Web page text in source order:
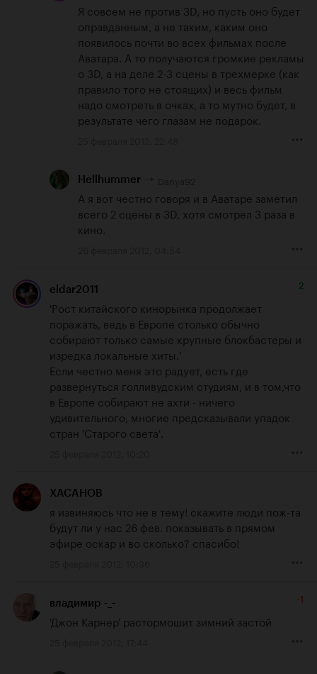
Я совсем не против 3D, но пусть оно будет
оправданным, а не таким, каким оно
появилось почти во всех фильмах после
Аватара. А то получаются громкие рекламы
о 3D, а на деле 2-3 сцены в трехмерке (как
правило того не стоящих) и весь фильм
надо смотреть в очках, а то мутно будет, в
результате чего глазам не подарок.
Hellhummer
А я вот честно говоря и в Аватаре заметил
всего 2 сцены в 3D, хотя смотрел 3 раза в
кино.
eldar2011 2
'Рост китайского кинорынка продолжает
поражать, ведь в Европе столько обычно
собирают только самые крупные блокбастеры и
изредка локальные хиты.'
Если честно меня это радует, есть где
развернуться голливудским студиям, и в том,что
в Европе собирают не ахти - ничего
удивительного, многие предсказывали упадок
стран 'Старого света'.
ХАСАНОВ
я извиняюсь что не в тему! скажите люди пож-та
будут ли у нас 26 фев. показывать в прямом
эфире оскар и во сколько? спасибо!
владимир -_- -1
'Джон Карнер' растормошит зимний застой